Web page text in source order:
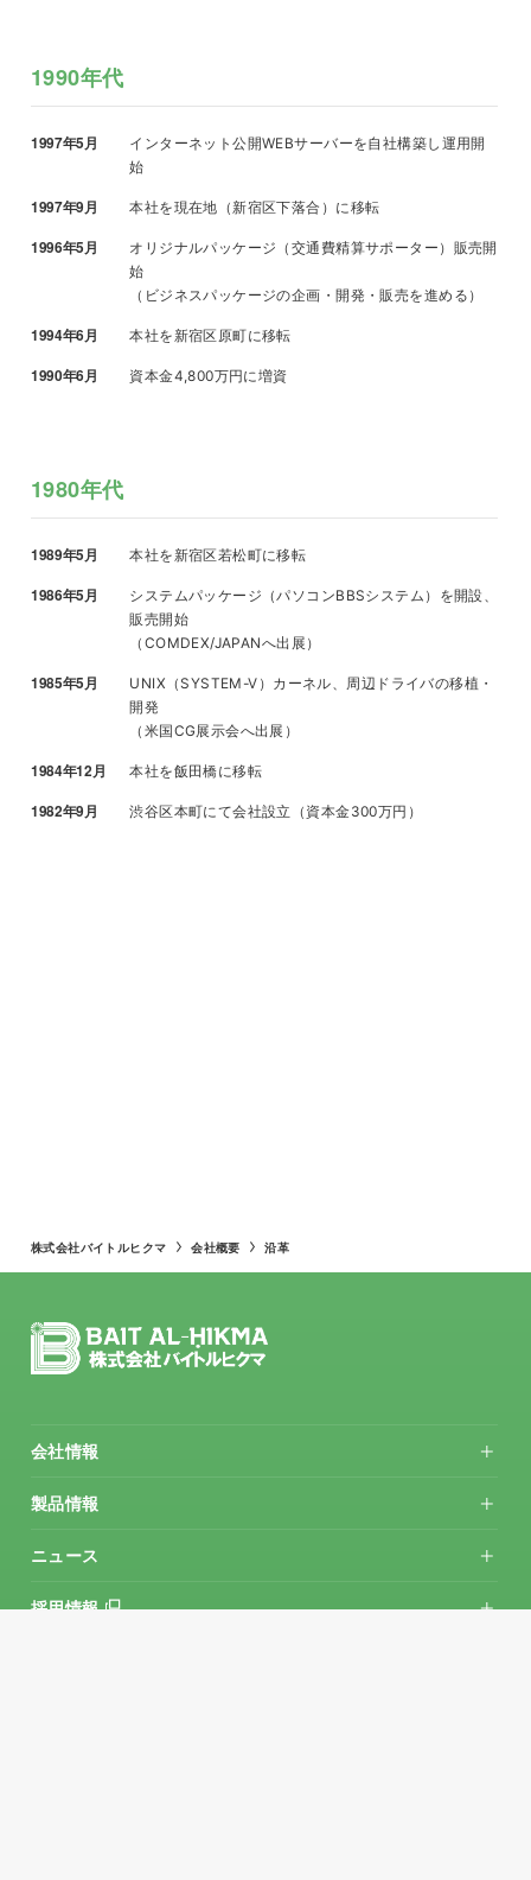
1990年代
1997年5月
インターネット公開WEBサーバーを自社構築し運用開
始
1997年9月 本社を現在地（新宿区下落合）に移転
1996年5月
オリジナルパッケージ（交通費精算サポーター）販売開
始
（ビジネスパッケージの企画・開発・販売を進める）
1994年6月 本社を新宿区原町に移転
1990年6月 資本金4,800万円に増資
1980年代
1989年5月 本社を新宿区若松町に移転
1986年5月
システムパッケージ（パソコンBBSシステム）を開設、
販売開始
（COMDEX/JAPANへ出展）
1985年5月
UNIX（SYSTEM-V）カーネル、周辺ドライバの移植・
開発
（米国CG展示会へ出展）
1984年12月 本社を飯田橋に移転
1982年9月 渋谷区本町にて会社設立（資本金300万円）
株式会社バイトルヒクマ 会社概要 沿革
会社情報
会社概要
ご挨拶
沿革
業務概要
過去製品一覧
企業の社会的責任への取り組み
情報セキュリティ方針
個人情報保護
環境方針書
製品情報
コミュニケーションツール
人事業務サポート製品
開発支援サポート製品
品質への取り組み
ニュース
ニュース一覧
お知らせ
プレスリリース
メディア掲載
採用情報